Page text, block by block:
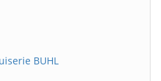
BUHL